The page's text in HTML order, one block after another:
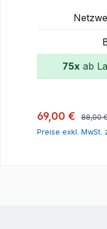
75x ab
Verkaufspreis:
69,00 € 88,00 €
Preise exkl. MwSt.